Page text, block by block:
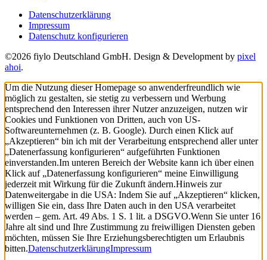
Datenschutzerklärung
Impressum
Datenschutz konfigurieren
©2026 fiylo Deutschland GmbH. Design & Development by pixel
ahoi.
Um die Nutzung dieser Homepage so anwenderfreundlich wie
möglich zu gestalten, sie stetig zu verbessern und Werbung
entsprechend den Interessen ihrer Nutzer anzuzeigen, nutzen wir
Cookies und Funktionen von Dritten, auch von US-
Softwareunternehmen (z. B. Google). Durch einen Klick auf
„Akzeptieren“ bin ich mit der Verarbeitung entsprechend aller unter
„Datenerfassung konfigurieren“ aufgeführten Funktionen
einverstanden.Im unteren Bereich der Website kann ich über einen
Klick auf „Datenerfassung konfigurieren“ meine Einwilligung
jederzeit mit Wirkung für die Zukunft ändern.Hinweis zur
Datenweitergabe in die USA: Indem Sie auf „Akzeptieren“ klicken,
willigen Sie ein, dass Ihre Daten auch in den USA verarbeitet
werden – gem. Art. 49 Abs. 1 S. 1 lit. a DSGVO.Wenn Sie unter 16
Jahre alt sind und Ihre Zustimmung zu freiwilligen Diensten geben
möchten, müssen Sie Ihre Erziehungsberechtigten um Erlaubnis
bitten.DatenschutzerklärungImpressum